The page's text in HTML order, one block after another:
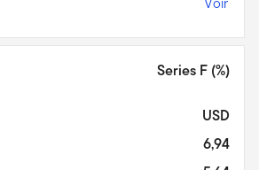
Series F (%)
USD
6,94